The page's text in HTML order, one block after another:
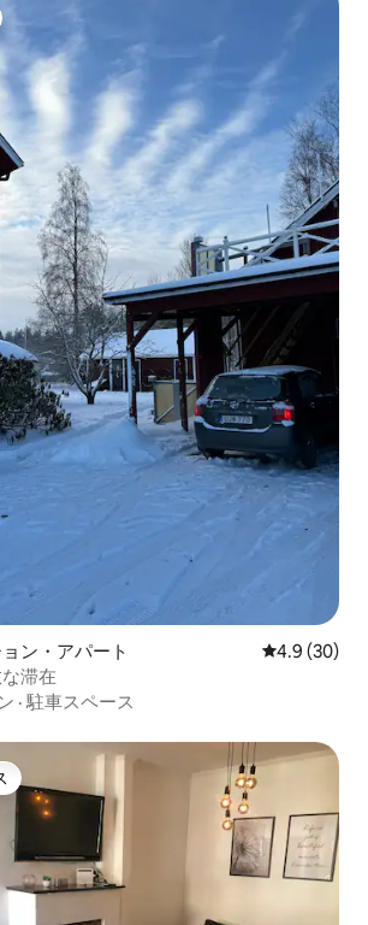
ン・アパート レビュー30
4.9 (30)
滞在
· 駐車スペース
ョイスです。